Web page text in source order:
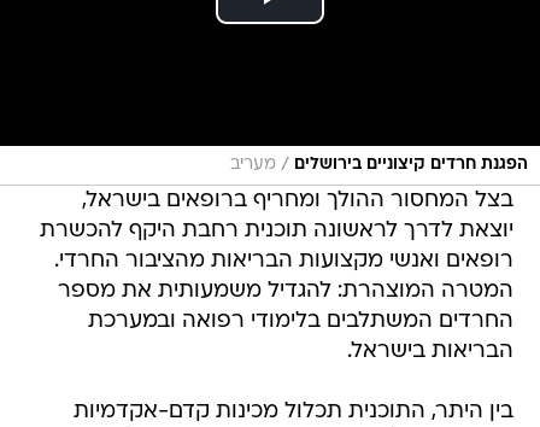
בצל המחסור ההולך ומחריף ברופאים בישראל,
יוצאת לדרך לראשונה תוכנית רחבת היקף להכשרת
רופאים ואנשי מקצועות הבריאות מהציבור החרדי.
המטרה המוצהרת: להגדיל משמעותית את מספר
החרדים המשתלבים בלימודי רפואה ובמערכת
הבריאות בישראל.
בין היתר, התוכנית תכלול מכינות קדם-אקדמיות
ומדעים, ליווי אישי, מלגות קיום, תמיכה כלכלית,